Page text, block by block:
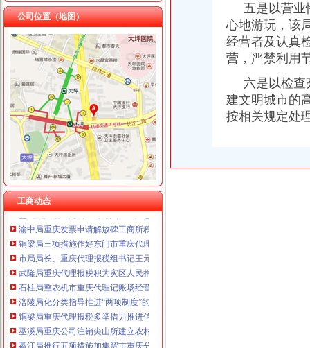
重庆科发表面处理有限责任公司 渝北800万 （进出口权）
重庆傲志众达投资咨询有限责任公司 渝九1000万 （增资）
重庆臣夫商贸有限公司 （执照专让）
重庆卿倾商贸有限责任公司 渝江100万 （工商注册）
重庆国洪体育设施有限公司
重庆星竣贸易有限责任公司 渝中100万 （进出口权）
重庆海谛升进出口贸易有限公司 渝北100万 （进出口权）
重庆奕欣锦诚商贸有限公司 渝九50万 （工商注册）
重庆信同广告有限公司 渝沙50万 （工商注册）
重庆三虹房地产营销策划有限公司
公司位置（地图）
工商动态
工商动态
开县局重庆财务公司四项标准贯彻落实节油节电节能工作要求
城口局全面启动“四大一重点”重庆代理记账工作
巫溪局重庆公司注销从三方面提高数据质量
铜梁局重庆公司注销四个方面抓好奥运期间安全稳定工作
南川局重庆公司注销六项措施化商业贿赂理工作
南局重庆代理报税办结三起股权出质登记为企业融资1416万元
市重庆分公司注册局认真部署奥运火炬递赞助商广告宣及市场工作
荣昌局重庆公司注销四举措建立与监管对象联系服务机制
荣昌局积索建立“科所联动”重庆分公司注册机制
璧山局八塘工商所“三管齐下”重庆进出口权对市场秩序实施有效监管
渝中局重庆发票申请解放碑工商所积造工商巡逻车流动岗哨
铜梁局三项措施作好东门市重庆代理记账场震救灾工作
市局局长、重庆代理报税组书记王元楷率队到北碚局东所了解灾
武隆局重庆代理报税积为灾区人民捐款捐物
石柱局整农机市重庆代理记账场经营秩序取得实效
涪陵局化分类指导推进“两项制度”的重庆代理记账完善
铜梁局重庆代理报税多举措力推进信用信息建设
巫溪局重庆公司注销尖山所建立农村商品质量安全宣长效机制
綦江局推行五项措施加集贸市重庆分公司注册场监管
五是以营业
心地游玩，该
经营者及认真
营，严禁利用
六是以检查
建文明城市的
按相关规定处